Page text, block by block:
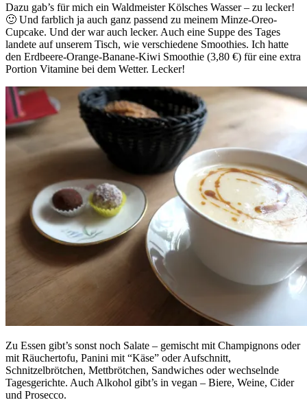
Dazu gab’s für mich ein Waldmeister Kölsches Wasser – zu lecker!
🙂 Und farblich ja auch ganz passend zu meinem Minze-Oreo-
Cupcake. Und der war auch lecker. Auch eine Suppe des Tages
landete auf unserem Tisch, wie verschiedene Smoothies. Ich hatte
den Erdbeere-Orange-Banane-Kiwi Smoothie (3,80 €) für eine extra
Portion Vitamine bei dem Wetter. Lecker!
Zu Essen gibt’s sonst noch Salate – gemischt mit Champignons oder
mit Räuchertofu, Panini mit “Käse” oder Aufschnitt,
Schnitzelbrötchen, Mettbrötchen, Sandwiches oder wechselnde
Tagesgerichte. Auch Alkohol gibt’s in vegan – Biere, Weine, Cider
und Prosecco.